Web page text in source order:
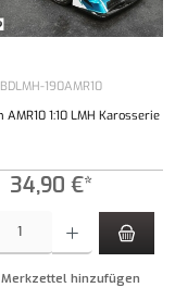
BDLMH-190AMR10
1:10 LMH Karosserie
34,90 €*
hinzufügen